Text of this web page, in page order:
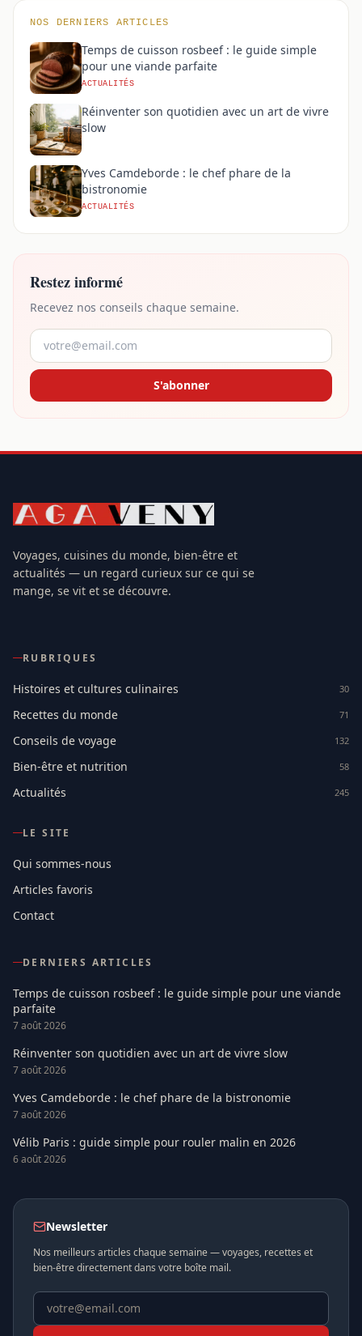
NOS DERNIERS ARTICLES
Temps de cuisson rosbeef : le guide simple
pour une viande parfaite
ACTUALITÉS
Réinventer son quotidien avec un art de vivre
slow
Yves Camdeborde : le chef phare de la
bistronomie
ACTUALITÉS
Restez informé
Recevez nos conseils chaque semaine.
S'abonner
Voyages, cuisines du monde, bien-être et
actualités — un regard curieux sur ce qui se
mange, se vit et se découvre.
RUBRIQUES
Histoires et cultures culinaires 30
Recettes du monde 71
Conseils de voyage 132
Bien-être et nutrition 58
Actualités 245
LE SITE
Qui sommes-nous
Articles favoris
Contact
DERNIERS ARTICLES
Temps de cuisson rosbeef : le guide simple pour une viande
parfaite
7 août 2026
Réinventer son quotidien avec un art de vivre slow
7 août 2026
Yves Camdeborde : le chef phare de la bistronomie
7 août 2026
Vélib Paris : guide simple pour rouler malin en 2026
6 août 2026
Newsletter
Nos meilleurs articles chaque semaine — voyages, recettes et
bien-être directement dans votre boîte mail.